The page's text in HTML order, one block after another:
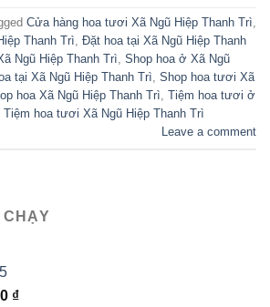
Cửa hàng hoa tươi Xã Ngũ Hiệp Thanh Trì
Thanh Trì Đặt hoa tại Xã Ngũ Hiệp Thanh
Ngũ Hiệp Thanh Trì
Shop hoa ở Xã Ngũ
tại Xã Ngũ Hiệp Thanh Trì Shop hoa tươi Xã
hoa Xã Ngũ Hiệp Thanh Trì Tiệm hoa tươi ở
Tiệm hoa tươi Xã Ngũ Hiệp Thanh Trì
Leave a comment
₫